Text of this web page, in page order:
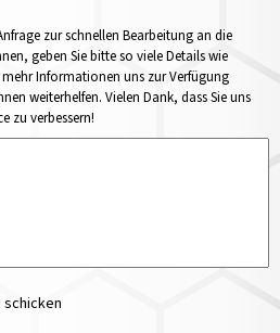
zur schnellen Bearbeitung an die
geben Sie bitte so viele Details wie
Informationen uns zur Verfügung
weiterhelfen. Vielen Dank, dass Sie uns
zu verbessern!
schicken